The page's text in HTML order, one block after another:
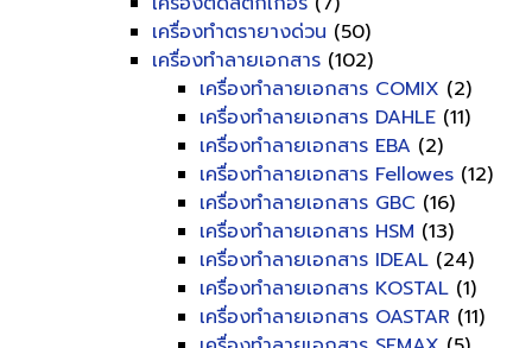
เครื่องทำตรายางด่วน (50)
เครื่องทำลายเอกสาร (102)
เครื่องทำลายเอกสาร COMIX (2)
เครื่องทำลายเอกสาร DAHLE (11)
เครื่องทำลายเอกสาร EBA (2)
เครื่องทำลายเอกสาร Fellowes (12)
เครื่องทำลายเอกสาร GBC (16)
เครื่องทำลายเอกสาร HSM (13)
เครื่องทำลายเอกสาร IDEAL (24)
เครื่องทำลายเอกสาร KOSTAL (1)
เครื่องทำลายเอกสาร OASTAR (11)